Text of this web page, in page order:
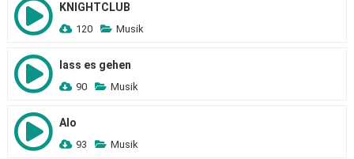
KNIGHTCLUB
120 Musik
lass es gehen
90 Musik
Alo
93 Musik